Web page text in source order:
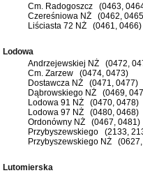
Cm. Radogoszcz (0463,
Czereśniowa NŻ (0462,
Liściasta 72 NŻ (0461, 0466)
Lodowa
Andrzejewskiej NŻ (0472,
Cm. Zarzew (0474, 0473)
Dostawcza NŻ (0471, 0477)
Dąbrowskiego NŻ (0469,
Lodowa 91 NŻ (0470, 0478)
Lodowa 97 NŻ (0480, 0468)
Ordonówny NŻ (0467, 0481)
Przybyszewskiego (2133,
Przybyszewskiego NŻ
Lutomierska